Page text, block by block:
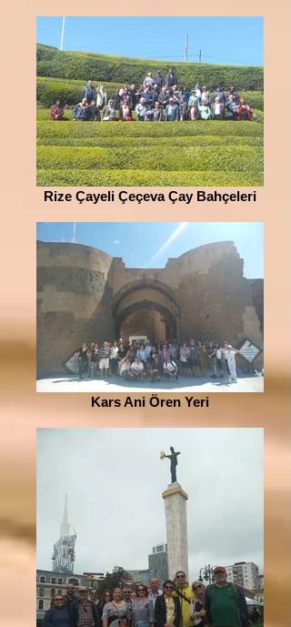
Rize Çayeli Çeçeva Çay Bahçeleri
Kars Ani Ören Yeri